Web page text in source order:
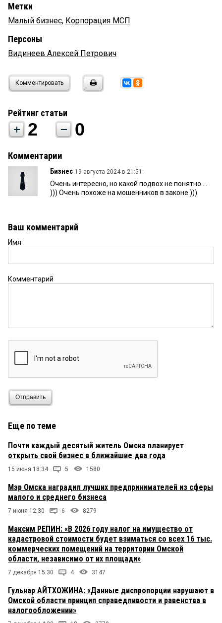
Метки
Малый бизнес, Корпорация МСП
Персоны
Видинеев Алексей Петрович
Комментировать
Рейтинг статьи
2 0
Комментарии
Бизнес 19 августа 2024 в 21:51:
Очень интересно, но какой подвох не понятно....
))) Очень похоже на мошенников в законе )))
Ваш комментарий
Имя
Комментарий
Отправить
Еще по теме
Почти каждый десятый житель Омска планирует
открыть свой бизнес в ближайшие два года
15 июня 18:34 5 1580
Мэр Омска наградил лучших предпринимателей из сферы
малого и среднего бизнеса
7 июня 12:30 6 8279
Максим РЕПИН: «В 2026 году налог на имущество от
кадастровой стоимости будет взиматься со всех 16 тыс.
коммерческих помещений на территории Омской
области, независимо от их площади»
7 декабря 15:30 4 3147
Гульнар АЙТХОЖИНА: «Данные диспропорции нарушают в
Омской области принцип справедливости и равенства в
налогообложении»